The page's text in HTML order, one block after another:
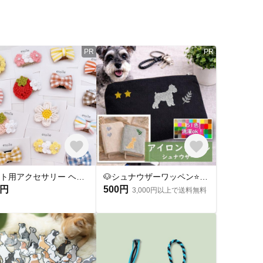
PR PR
500円 3,000円以上で送料無料